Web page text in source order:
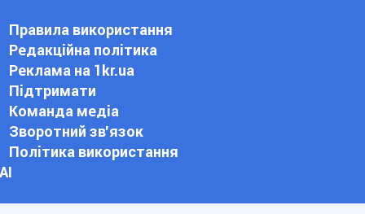
Правила використання
Редакційна політика
Реклама на 1kr.ua
Підтримати
Команда медіа
Зворотний зв'язок
Політика використання
АІ